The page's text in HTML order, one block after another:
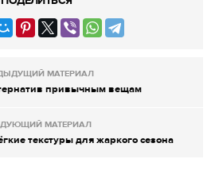
МАТЕРИАЛ
привычным вещам
МАТЕРИАЛ
текстуры для жаркого сезона